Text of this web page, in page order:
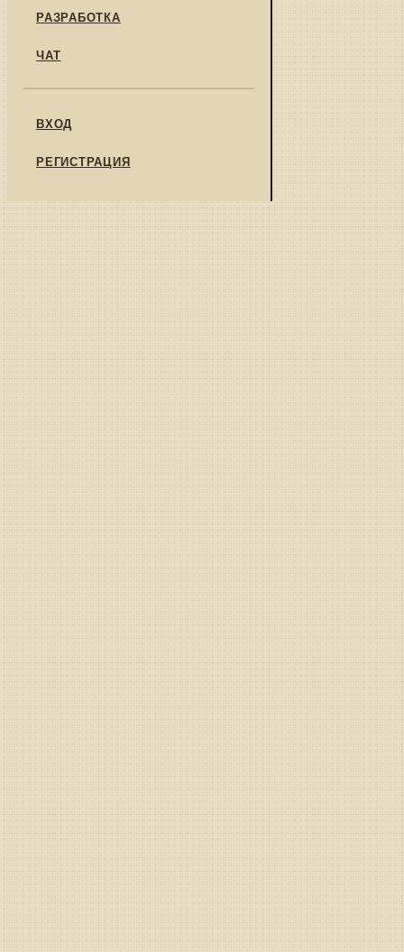
РАЗРАБОТКА
ЧАТ
ВХОД
РЕГИСТРАЦИЯ